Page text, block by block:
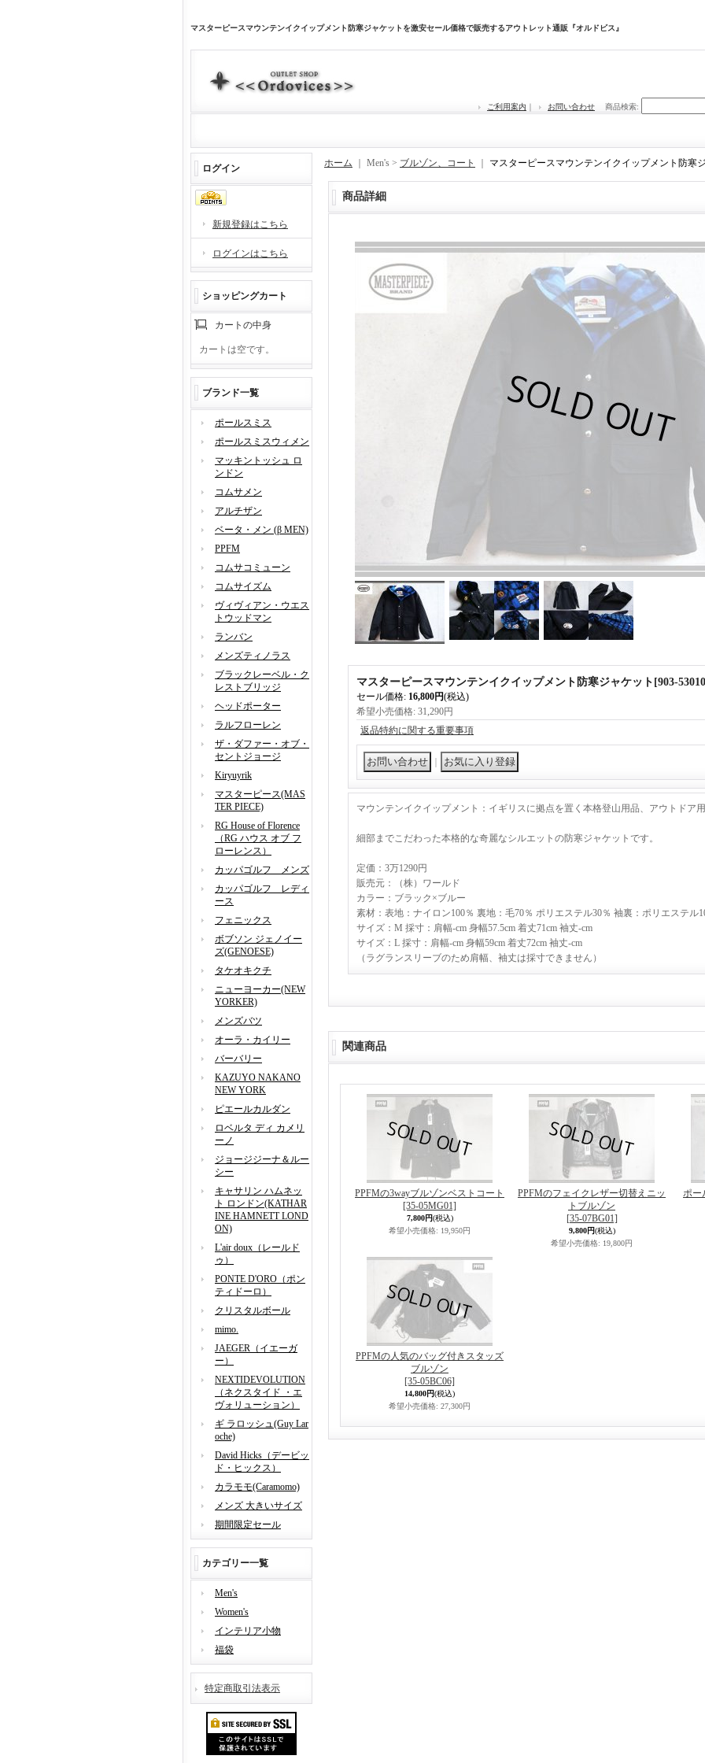
マスターピースマウンテンイクイップメント防寒ジャケットを激安セール価格で販売するアウトレット通販『オルドビス』
ご利用案内 ｜ お問い合わせ 商品検索:
ログイン
新規登録はこちら
ログインはこちら
ショッピングカート
カートの中身
カートは空です。
ブランド一覧
ポールスミス
ポールスミスウィメン
マッキントッシュ ロ
ンドン
コムサメン
アルチザン
ベータ・メン (β MEN)
PPFM
コムサコミューン
コムサイズム
ヴィヴィアン・ウエス
トウッドマン
ランバン
メンズティノラス
ブラックレーベル・ク
レストブリッジ
ヘッドポーター
ラルフローレン
ザ・ダファー・オブ・
セントジョージ
Kiryuyrik
マスターピース(MAS
TER PIECE)
RG House of Florence
（RG ハウス オブ フ
ローレンス）
カッパゴルフ メンズ
カッパゴルフ レディ
ース
フェニックス
ボブソン ジェノイー
ズ(GENOESE)
タケオキクチ
ニューヨーカー(NEW
YORKER)
メンズバツ
オーラ・カイリー
バーバリー
KAZUYO NAKANO
NEW YORK
ピエールカルダン
ロベルタ ディ カメリ
ーノ
ジョージジーナ＆ルー
シー
キャサリン ハムネッ
ト ロンドン(KATHAR
INE HAMNETT LOND
ON)
L'air doux（レールド
ゥ）
PONTE D'ORO（ポン
ティドーロ）
クリスタルボール
mimo.
JAEGER（イエーガ
ー）
NEXTIDEVOLUTION
（ネクスタイド ・エ
ヴォリューション）
ギ ラロッシュ(Guy Lar
oche)
David Hicks（デービッ
ド・ヒックス）
カラモモ(Caramomo)
メンズ 大きいサイズ
期間限定セール
カテゴリー一覧
Men's
Women's
インテリア小物
福袋
特定商取引法表示
ホーム ｜ Men's > ブルゾン、コート マスターピースマウンテンイクイップメント防寒
商品詳細
マスターピースマウンテンイクイップメント防寒ジャケット [903-53010
セール価格: 16,800円(税込)
希望小売価格: 31,290円
返品特約に関する重要事項
マウンテンイクイップメント：イギリスに拠点を置く本格登山用品、アウトドア
細部までこだわった本格的な奇麗なシルエットの防寒ジャケットです。
定価：3万1290円
販売元：（株）ワールド
カラー：ブラック×ブルー
素材：表地：ナイロン100％ 裏地：毛70％ ポリエステル30％ 袖裏：ポリエステル
サイズ：M 採寸：肩幅-cm 身幅57.5cm 着丈71cm 袖丈-cm
サイズ：L 採寸：肩幅-cm 身幅59cm 着丈72cm 袖丈-cm
（ラグランスリーブのため肩幅、袖丈は採寸できません）
関連商品
PPFMの3wayブルゾンベストコート
[35-05MG01]
7,800円(税込)
希望小売価格: 19,950円
PPFMのフェイクレザー切替えニッ
トブルゾン
[35-07BG01]
9,800円(税込)
希望小売価格: 19,800円
ポー
PPFMの人気のバッグ付きスタッズ
ブルゾン
[35-05BC06]
14,800円(税込)
希望小売価格: 27,300円